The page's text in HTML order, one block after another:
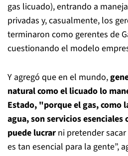
gas licuado), entrando a
privadas y, casualmente, los
terminaron como gerentes de
cuestionando el modelo
Y agregó que en el mundo,
natural como el licuado lo
Estado, "porque el gas, como
agua, son servicios esenciales
puede lucrar ni pretender
es tan esencial para la gente”,